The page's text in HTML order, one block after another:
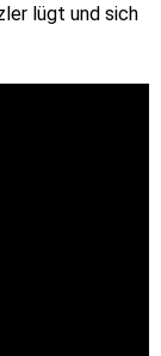
lügt und sich